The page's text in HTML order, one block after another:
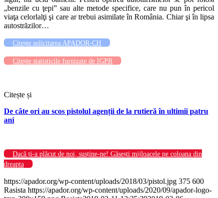
„benzile cu ţepi” sau alte metode specifice, care nu pun în pericol
viaţa celorlalţi şi care ar trebui asimilate în România. Chiar şi în lipsa
autostrăzilor…
Citește solicitarea APADOR-CH
Citește statisticile furnizate de IGPR
Citește și
De câte ori au scos pistolul agenții de la rutieră în ultimii patru
ani
Dacă ți-a plăcut de noi, susține-ne! Găsești mijloacele pe coloana din
dreapta
https://apador.org/wp-content/uploads/2018/03/pistol.jpg 375 600
Rasista https://apador.org/wp-content/uploads/2020/09/apador-logo-